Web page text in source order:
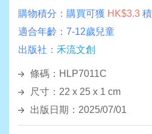
購物積分： 購買可獲 HK$3.3
適合年齡： 7-12歲兒童
出版社： 禾流文創
條碼：HLP7011C
尺寸：22 x 25 x 1 cm
出版日期：2025/07/01